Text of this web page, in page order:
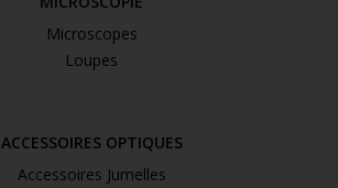
Microscopes
Loupes
ACCESSOIRES OPTIQUES
Accessoires Jumelles